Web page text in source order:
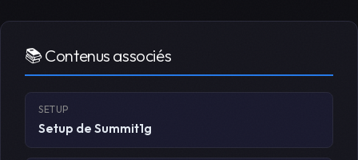
📚 Contenus associés
SETUP
Setup de Summit1g